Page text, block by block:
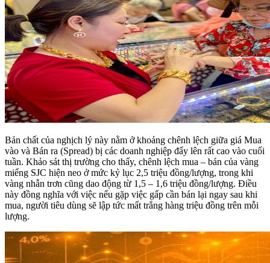
Bản chất của nghịch lý này nằm ở khoảng chênh lệch giữa giá Mua
vào và Bán ra (Spread) bị các doanh nghiệp đẩy lên rất cao vào cuối
tuần. Khảo sát thị trường cho thấy, chênh lệch mua – bán của vàng
miếng SJC hiện neo ở mức kỷ lục 2,5 triệu đồng/lượng, trong khi
vàng nhẫn trơn cũng dao động từ 1,5 – 1,6 triệu đồng/lượng. Điều
này đồng nghĩa với việc nếu gặp việc gấp cần bán lại ngay sau khi
mua, người tiêu dùng sẽ lập tức mất trắng hàng triệu đồng trên mỗi
lượng.